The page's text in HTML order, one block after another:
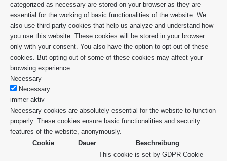
categorized as necessary are stored on your browser as they are
essential for the working of basic functionalities of the website. We
also use third-party cookies that help us analyze and understand how
you use this website. These cookies will be stored in your browser
only with your consent. You also have the option to opt-out of these
cookies. But opting out of some of these cookies may affect your
browsing experience.
Necessary
Necessary
immer aktiv
Necessary cookies are absolutely essential for the website to function
properly. These cookies ensure basic functionalities and security
features of the website, anonymously.
Cookie
Dauer Beschreibung
This cookie is set by GDPR Cookie